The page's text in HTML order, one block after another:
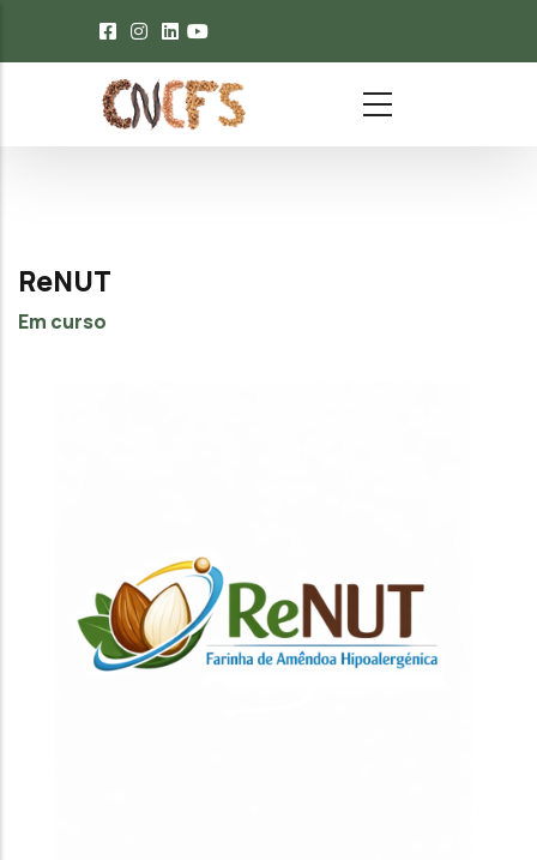
Passar para o conteúdo principal
ReNUT
Em curso